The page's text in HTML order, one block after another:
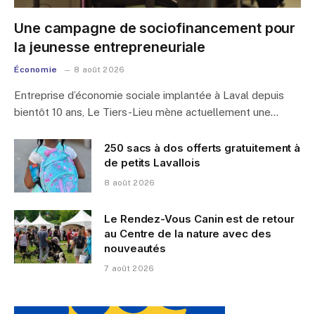
Une campagne de sociofinancement pour
la jeunesse entrepreneuriale
Économie 8 août 2026
Entreprise d’économie sociale implantée à Laval depuis
bientôt 10 ans, Le Tiers-Lieu mène actuellement une…
250 sacs à dos offerts gratuitement à
de petits Lavallois
8 août 2026
Le Rendez-Vous Canin est de retour
au Centre de la nature avec des
nouveautés
7 août 2026